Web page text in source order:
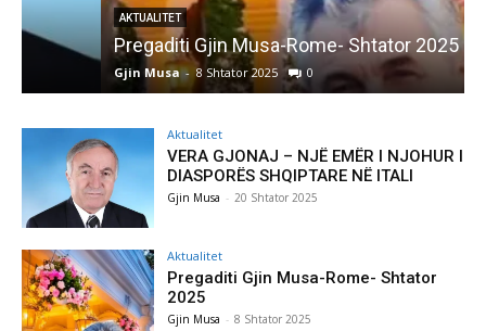
Pregaditi Gjin Musa-Rome- Shtator 2025
8 Shtator 2025 0
Aktualitet
VERA GJONAJ – NJË EMËR I NJOHUR I
DIASPORËS SHQIPTARE NË ITALI
Gjin Musa - 20 Shtator 2025
Aktualitet
Pregaditi Gjin Musa-Rome- Shtator
2025
Gjin Musa - 8 Shtator 2025